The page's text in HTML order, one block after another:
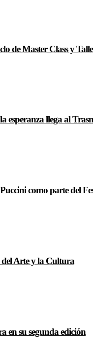
de Master Class y
esperanza llega al
como parte del
del Arte y la Cultura
en su segunda edición